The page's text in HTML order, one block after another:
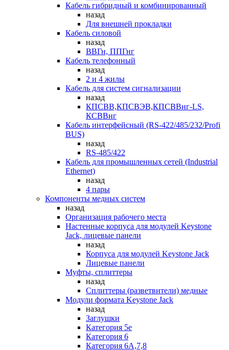
Кабель гибридный и комбинированный
назад
Для внешней прокладки
Кабель силовой
назад
ВВГн, ППГнг
Кабель телефонный
назад
2 и 4 жилы
Кабель для систем сигнализации
назад
КПСВВ,КПСВЭВ,КПСВВнг-LS,
КСВВнг
Кабель интерфейсный (RS-422/485/232/Profi
BUS)
назад
RS-485/422
Кабель для промышленных сетей (Industrial
Ethernet)
назад
4 пары
Компоненты медных систем
назад
Организация рабочего места
Настенные корпуса для модулей Keystone
Jack, лицевые панели
назад
Корпуса для модулей Keystone Jack
Лицевые панели
Муфты, сплиттеры
назад
Сплиттеры (разветвители) медные
Модули формата Keystone Jack
назад
Заглушки
Категория 5е
Категория 6
Категория 6А,7,8